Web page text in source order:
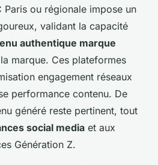
Paris ou régionale impose un
validant la capacité
authentique marque
marque. Ces plateformes
engagement réseaux
performance contenu. De
généré reste pertinent, tout
social media et aux
Génération Z.